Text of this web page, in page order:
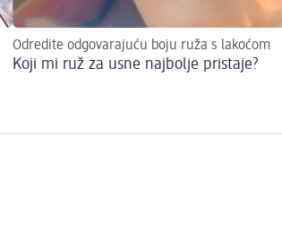
Odredite odgovarajuću boju ruža s lakoćom
Koji mi ruž za usne najbolje pristaje?